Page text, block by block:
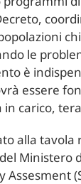
le
è
essere
carico,
alla
del
Assesment